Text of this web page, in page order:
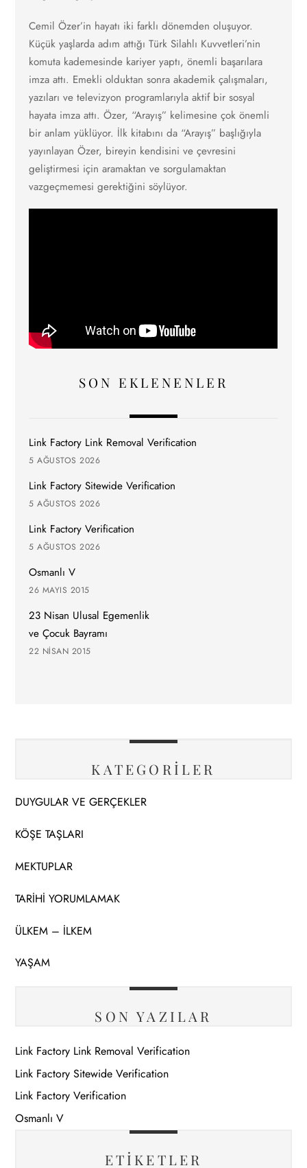
Cemil Özer’in hayatı iki farklı dönemden oluşuyor.
Küçük yaşlarda adım attığı Türk Silahlı Kuvvetleri’nin
komuta kademesinde kariyer yaptı, önemli başarılara
imza attı. Emekli olduktan sonra akademik çalışmaları,
yazıları ve televizyon programlarıyla aktif bir sosyal
hayata imza attı. Özer, “Arayış” kelimesine çok önemli
bir anlam yüklüyor. İlk kitabını da “Arayış” başlığıyla
yayınlayan Özer, bireyin kendisini ve çevresini
geliştirmesi için aramaktan ve sorgulamaktan
vazgeçmemesi gerektiğini söylüyor.
SON EKLENENLER
Link Factory Link Removal Verification
5 AĞUSTOS 2026
Link Factory Sitewide Verification
5 AĞUSTOS 2026
Link Factory Verification
5 AĞUSTOS 2026
Osmanlı V
26 MAYIS 2015
23 Nisan Ulusal Egemenlik
ve Çocuk Bayramı
22 NISAN 2015
KATEGORİLER
DUYGULAR VE GERÇEKLER
KÖŞE TAŞLARI
MEKTUPLAR
TARİHİ YORUMLAMAK
ÜLKEM – İLKEM
YAŞAM
SON YAZILAR
Link Factory Link Removal Verification
Link Factory Sitewide Verification
Link Factory Verification
Osmanlı V
ETIKETLER